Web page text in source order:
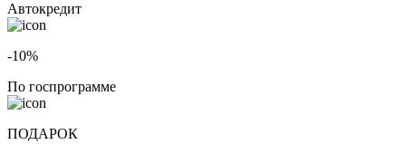
Автокредит
-10%
По госпрограмме
ПОДАРОК